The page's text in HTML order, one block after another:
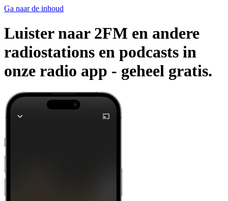
Ga naar de inhoud
Luister naar 2FM en andere
radiostations en podcasts in
onze radio app - geheel gratis.